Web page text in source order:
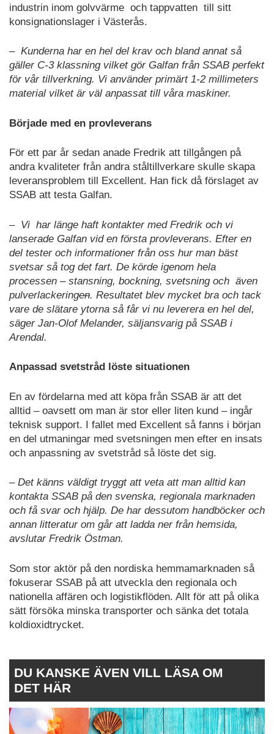
industrin inom golvvärme och tappvatten till sitt
konsignationslager i Västerås.
– Kunderna har en hel del krav och bland annat så
gäller C-3 klassning vilket gör Galfan från SSAB perfekt
för vår tillverkning. Vi använder primärt 1-2 millimeters
material vilket är väl anpassat till våra maskiner.
Började med en provleverans
För ett par år sedan anade Fredrik att tillgången på
andra kvaliteter från andra ståltillverkare skulle skapa
leveransproblem till Excellent. Han fick då förslaget av
SSAB att testa Galfan.
– Vi har länge haft kontakter med Fredrik och vi
lanserade Galfan vid en första provleverans. Efter en
del tester och informationer från oss hur man bäst
svetsar så tog det fart. De körde igenom hela
processen – stansning, bockning, svetsning och även
pulverlackeringen. Resultatet blev mycket bra och tack
vare de slätare ytorna så får vi nu leverera en hel del,
säger Jan-Olof Melander, säljansvarig på SSAB i
Arendal.
Anpassad svetstråd löste situationen
En av fördelarna med att köpa från SSAB är att det
alltid – oavsett om man är stor eller liten kund – ingår
teknisk support. I fallet med Excellent så fanns i början
en del utmaningar med svetsningen men efter en insats
och anpassning av svetstråd så löste det sig.
– Det känns väldigt tryggt att veta att man alltid kan
kontakta SSAB på den svenska, regionala marknaden
och få svar och hjälp. De har dessutom handböcker och
annan litteratur om går att ladda ner från hemsida,
avslutar Fredrik Östman.
Som stor aktör på den nordiska hemmamarknaden så
fokuserar SSAB på att utveckla den regionala och
nationella affären och logistikflöden. Allt för att på olika
sätt försöka minska transporter och sänka det totala
koldioxidtrycket.
DU KANSKE ÄVEN VILL LÄSA OM
DET HÄR